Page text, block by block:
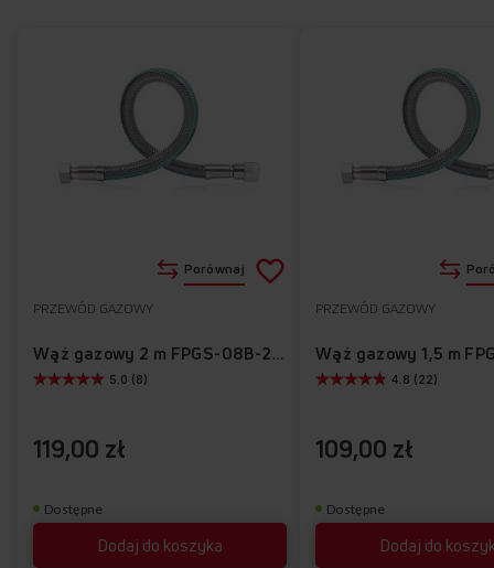
Dostępne
PRZEWÓD GAZOWY
Wąż gazowy 2 m FPGS-08B-200
Dodaj do koszyka
5.0 (8)
119,00 zł
Porównaj Dodaj
listyulubionych
Dostępne
PRZEWÓD GAZOWY
Dodaj do
4.8 (22)
109,00 zł